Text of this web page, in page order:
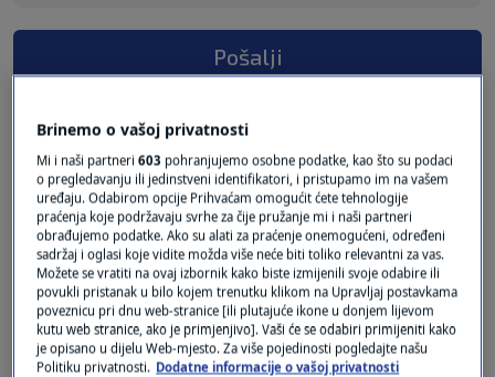
Pošalji
2 KOMENTARA Najnovije
prije 12 mjeseci
Tutor
Bravo! Politicari iz regije treba da se ugledaju na
ovu divnu decu!
Brinemo o vašoj privatnosti
Mi i naši partneri603 pohranjujemo osobne podatke, kao što su podaci
o pregledavanju ili jedinstveni identifikatori, i pristupamo im na vašem
uređaju. Odabirom opcije Prihvaćam omogućit ćete tehnologije
praćenja koje podržavaju svrhe za čije pružanje mi i naši partneri
obrađujemo podatke. Ako su alati za praćenje onemogućeni, određeni
sadržaj i oglasi koje vidite možda više neće biti toliko relevantni za vas.
Možete se vratiti na ovaj izbornik kako biste izmijenili svoje odabire ili
povukli pristanak u bilo kojem trenutku klikom na Upravljaj postavkama
poveznicu pri dnu web-stranice [ili plutajuće ikone u donjem lijevom
kutu web stranice, ako je primjenjivo]. Vaši će se odabiri primijeniti kako
je opisano u dijelu Web-mjesto. Za više pojedinosti pogledajte našu
Politiku privatnosti. Dodatne informacije o vašoj privatnosti